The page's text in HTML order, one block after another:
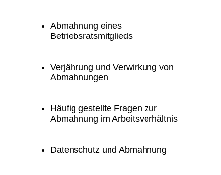
Abmahnung eines
Betriebsratsmitglieds
Verjährung und Verwirkung von
Abmahnungen
Häufig gestellte Fragen zur
Abmahnung im Arbeitsverhältnis
Datenschutz und Abmahnung